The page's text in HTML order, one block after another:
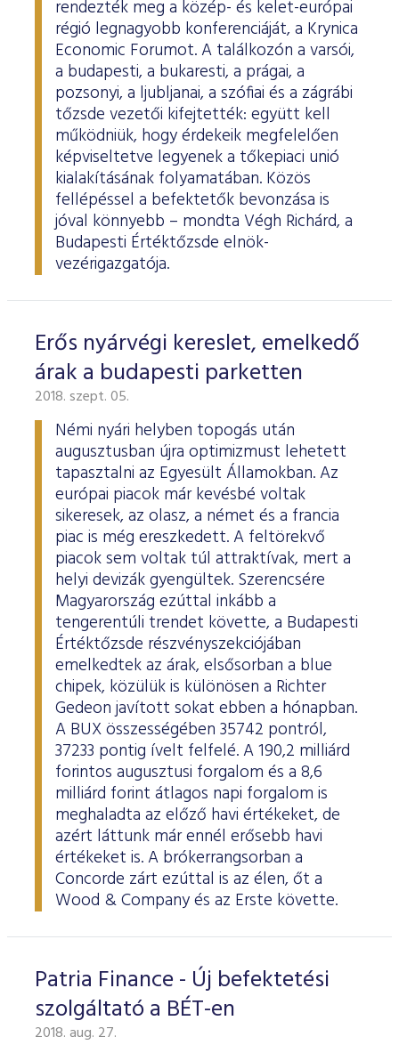
rendezték meg a közép- és kelet-európai
régió legnagyobb konferenciáját, a Krynica
Economic Forumot. A találkozón a varsói,
a budapesti, a bukaresti, a prágai, a
pozsonyi, a ljubljanai, a szófiai és a zágrábi
tőzsde vezetői kifejtették: együtt kell
működniük, hogy érdekeik megfelelően
képviseltetve legyenek a tőkepiaci unió
kialakításának folyamatában. Közös
fellépéssel a befektetők bevonzása is
jóval könnyebb – mondta Végh Richárd, a
Budapesti Értéktőzsde elnök-
vezérigazgatója.
Erős nyárvégi kereslet, emelkedő
árak a budapesti parketten
2018. szept. 05.
Némi nyári helyben topogás után
augusztusban újra optimizmust lehetett
tapasztalni az Egyesült Államokban. Az
európai piacok már kevésbé voltak
sikeresek, az olasz, a német és a francia
piac is még ereszkedett. A feltörekvő
piacok sem voltak túl attraktívak, mert a
helyi devizák gyengültek. Szerencsére
Magyarország ezúttal inkább a
tengerentúli trendet követte, a Budapesti
Értéktőzsde részvényszekciójában
emelkedtek az árak, elsősorban a blue
chipek, közülük is különösen a Richter
Gedeon javított sokat ebben a hónapban.
A BUX összességében 35742 pontról,
37233 pontig ívelt felfelé. A 190,2 milliárd
forintos augusztusi forgalom és a 8,6
milliárd forint átlagos napi forgalom is
meghaladta az előző havi értékeket, de
azért láttunk már ennél erősebb havi
értékeket is. A brókerrangsorban a
Concorde zárt ezúttal is az élen, őt a
Wood & Company és az Erste követte.
Patria Finance - Új befektetési
szolgáltató a BÉT-en
2018. aug. 27.